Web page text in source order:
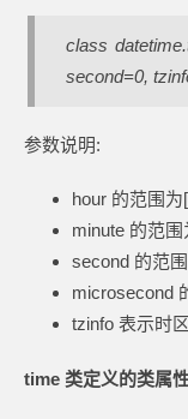
class
second=0,
参数说明:
hour 的范围为
minute 的范围
second 的范围
microsecond
tzinfo 表示时区
time 类定义的类属性